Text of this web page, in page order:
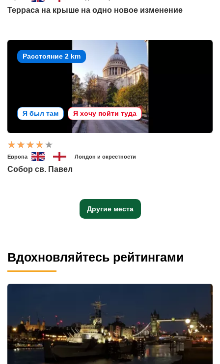
Терраса на крыше на одно новое изменение
Расстояние 2 km
Я был там Я хочу пойти туда
Европа Лондон и окрестности
Собор св. Павел
Другие места
Вдохновляйтесь рейтингами